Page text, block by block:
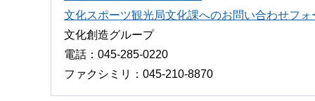
文化スポーツ観光局文化課へのお問い合わせフォ
文化創造グループ
電話：045-285-0220
ファクシミリ：045-210-8870